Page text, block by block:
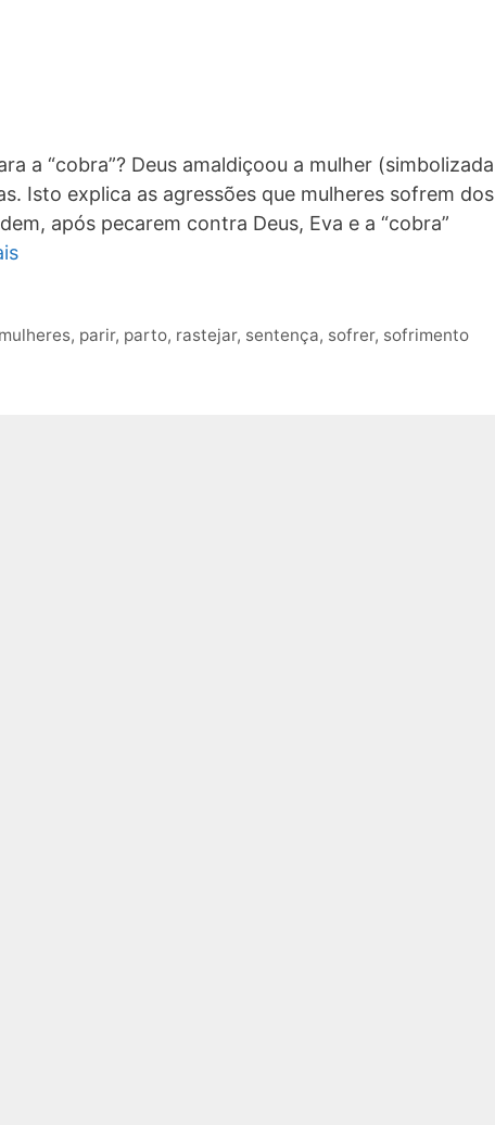
a “cobra”? Deus amaldiçoou a mulher (simbolizada
Isto explica as agressões que mulheres sofrem dos
após pecarem contra Deus, Eva e a “cobra”
mulheres, parir, parto, rastejar, sentença, sofrer, sofrimento